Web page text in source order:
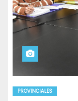
PROVINCIALES